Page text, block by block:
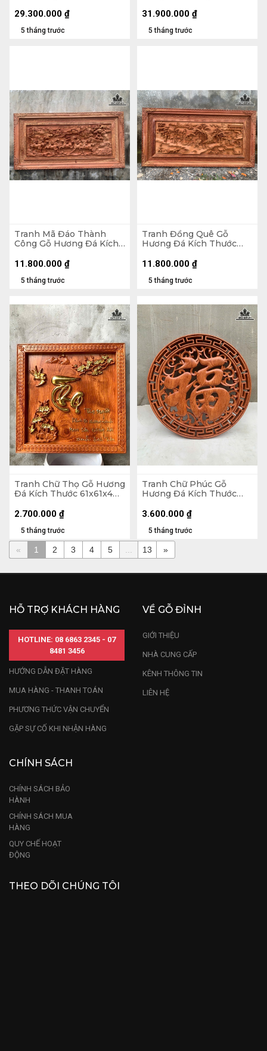
5 tháng trước
29.300.000 ₫
5 tháng trước
31.900.000 ₫
Tranh Mã Đáo Thành
Công Gỗ Hương Đá Kích
5 tháng trước
11.800.000 ₫
Tranh Đồng Quê Gỗ
Hương Đá Kích Thước
5 tháng trước
11.800.000 ₫
Tranh Chữ Thọ Gỗ Hương
Đá Kích Thước 61x61x4
5 tháng trước
2.700.000 ₫
Tranh Chữ Phúc Gỗ
Hương Đá Kích Thước
5 tháng trước
3.600.000 ₫
« 1 2 3 4 5 13 »
HỖ TRỢ KHÁCH HÀNG
HOTLINE: 08 6863 2345 - 07
8481 3456
HƯỚNG DẪN ĐẶT HÀNG
MUA HÀNG - THANH TOÁN
PHƯƠNG THỨC VẬN CHUYỂN
GẶP SỰ CỐ KHI NHẬN HÀNG
VỀ GỖ ĐỈNH
GIỚI THIỆU
NHÀ CUNG CẤP
KÊNH THÔNG TIN
LIÊN HỆ
CHÍNH SÁCH
CHÍNH SÁCH BẢO
HÀNH
CHÍNH SÁCH MUA
HÀNG
QUY CHẾ HOẠT
ĐỘNG
THEO DÕI CHÚNG TÔI